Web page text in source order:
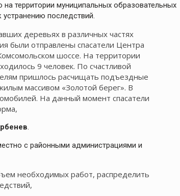
территории муниципальных образовательных
последствий.
деревьях в различных частях
были отправлены спасатели Центра
шоссе. На территории
9 человек. По счастливой
пришлось расчищать подъездные
массивом «Золотой берег». В
На данный момент спасатели
.
с районными администрациями и
необходимых работ, распределить